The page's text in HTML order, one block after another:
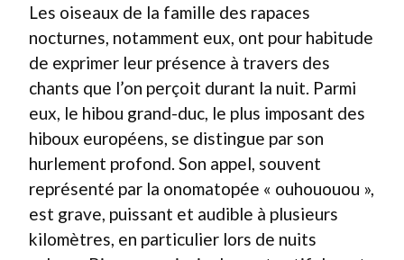
Les oiseaux de la famille des rapaces
nocturnes, notamment eux, ont pour habitude
de exprimer leur présence à travers des
chants que l’on perçoit durant la nuit. Parmi
eux, le hibou grand-duc, le plus imposant des
hiboux européens, se distingue par son
hurlement profond. Son appel, souvent
représenté par la onomatopée « ouhououou »,
est grave, puissant et audible à plusieurs
kilomètres, en particulier lors de nuits